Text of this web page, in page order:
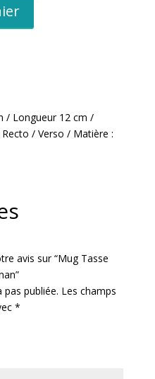
/ Longueur 12 cm /
/ Verso / Matière :
avis sur “Mug Tasse
pas publiée. Les champs
*